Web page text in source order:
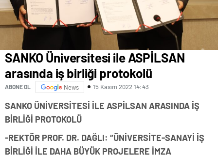
SANKO Üniversitesi ile ASPİLSAN
arasında iş birliği protokolü
ABONE OL News 15 Kasım 2022 14:43
SANKO ÜNİVERSİTESİ İLE ASPİLSAN ARASINDA İŞ
BİRLİĞİ PROTOKOLÜ
-REKTÖR PROF. DR. DAĞLI: “ÜNİVERSİTE-SANAYİ İŞ
BİRLİĞİ İLE DAHA BÜYÜK PROJELERE İMZA